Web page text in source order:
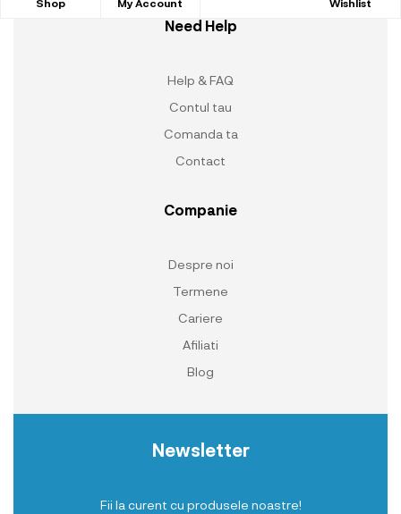
Shop My Account Wishlist
Need Help
Help & FAQ
Contul tau
Comanda ta
Contact
Companie
Despre noi
Termene
Cariere
Afiliati
Blog
Newsletter
Fii la curent cu produsele noastre!